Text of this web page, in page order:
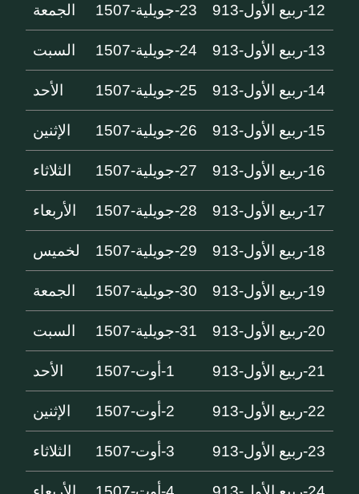
12-ربيع الأول-913 23-جويلية-1507 الجمعة
13-ربيع الأول-913 24-جويلية-1507 السبت
14-ربيع الأول-913 25-جويلية-1507 الأحد
15-ربيع الأول-913 26-جويلية-1507 الإثنين
16-ربيع الأول-913 27-جويلية-1507 الثلاثاء
17-ربيع الأول-913 28-جويلية-1507 الأربعاء
18-ربيع الأول-913 29-جويلية-1507 لخميس
19-ربيع الأول-913 30-جويلية-1507 الجمعة
20-ربيع الأول-913 31-جويلية-1507 السبت
21-ربيع الأول-913 1-أوت-1507 الأحد
22-ربيع الأول-913 2-أوت-1507 الإثنين
23-ربيع الأول-913 3-أوت-1507 الثلاثاء